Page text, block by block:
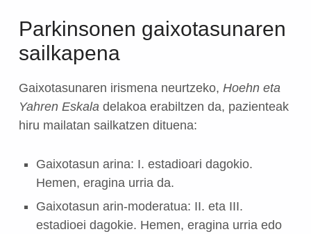
Parkinsonen gaixotasunaren
sailkapena
Gaixotasunaren irismena neurtzeko, Hoehn eta
Yahren Eskala delakoa erabiltzen da, pazienteak
hiru mailatan sailkatzen dituena:
Gaixotasun arina: I. estadioari dagokio.
Hemen, eragina urria da.
Gaixotasun arin-moderatua: II. eta III.
estadioei dagokie. Hemen, eragina urria edo